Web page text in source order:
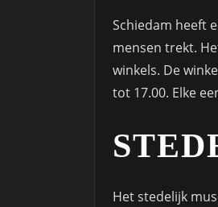
Schiedam heeft
mensen trekt.
winkels. De
tot 17.00. Elke
Het stedelijk